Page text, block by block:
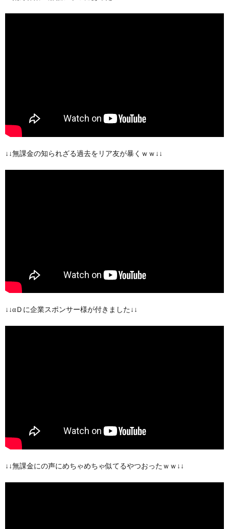
↓↓無課金の知られざる過去をリア友が暴くｗｗ↓↓
↓↓αＤに企業スポンサー様が付きました↓↓
↓↓無課金にの声にめちゃめちゃ似てるやつおったｗｗ↓↓